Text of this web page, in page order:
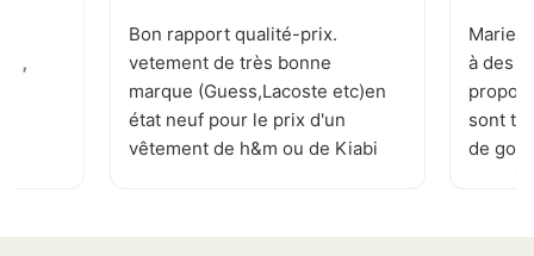
! ,
Bon rapport qualité-prix.
vetement de très bonne
marque (Guess,Lacoste etc)en
état neuf pour le prix d'un
vêtement de h&m ou de Kiabi
.je recommande . page
plusieurs fois par jour
Marie-
à des
sont
de